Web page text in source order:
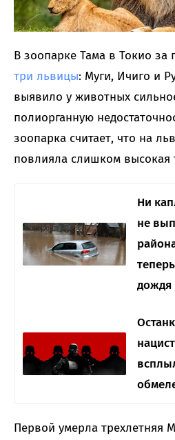
В зоопарке Тама в Токио за
три львицы: Муги, Ичиго и
выявило у животных
полиорганную
зоопарка считает, что на
повлияла слишком высокая
Ни
не
дождя
Первой умерла трехлетняя